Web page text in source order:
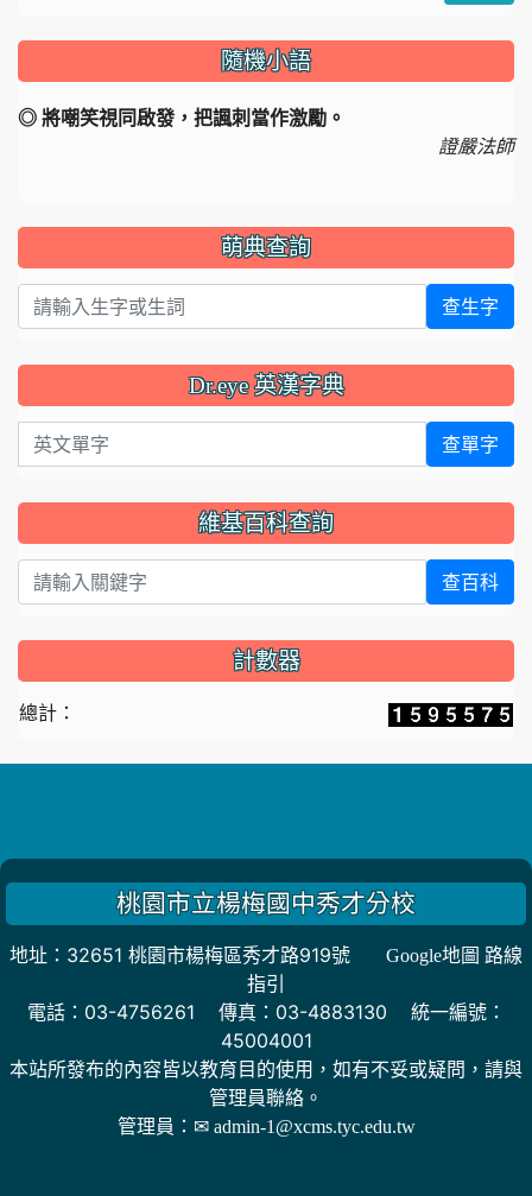
隨機小語
◎ 將嘲笑視同啟發，把諷刺當作激勵。
證嚴法師
萌典查詢
查生字
Dr.eye 英漢字典
英文單字 查單字
維基百科查詢
查百科
計數器
總計：
桃園市立楊梅國中秀才分校
地址：32651 桃園市楊梅區秀才路919號
Google地圖 路線
指引
電話：03-4756261 傳真：03-4883130 統一編號：
45004001
本站所發布的內容皆以教育目的使用，如有不妥或疑問，請與
管理員聯絡。
管理員： ✉ admin-1@xcms.tyc.edu.tw